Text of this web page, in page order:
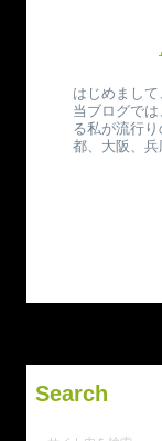
はじめまして
当ブログで
る私が流行
都、大阪、兵
Search